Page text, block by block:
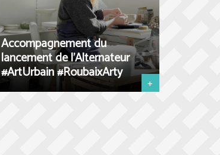
Accompagnement du
lancement de l’Alternateur
#ArtUrbain #RoubaixArty
+